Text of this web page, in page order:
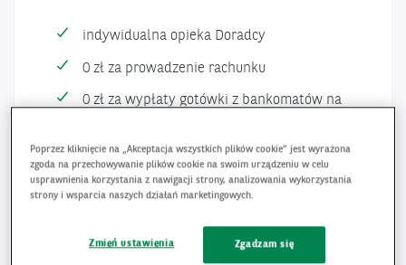
indywidualna opieka Doradcy
0 zł za prowadzenie rachunku
0 zł za wypłaty gotówki z bankomatów na
SPRAWDŹMOJE KONTO PREMIUM STWORZONE, BY DOTRZYMAĆ CI
Poprzez kliknięcie na „Akceptacja wszystkich plików cookie” jest wyrażona
zgoda na przechowywanie plików cookie na swoim urządzeniu w celu
usprawnienia korzystania z nawigacji strony, analizowania wykorzystania
strony i wsparcia naszych działań marketingowych.
Zmień ustawienia Zgadzam się